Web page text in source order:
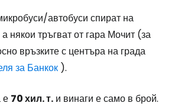
автобуси спират на
някои тръгват от гара Мочит (за
връзките с центъра на града
за Банкок ).
е 70 хил. т. и винаги е само в брой.